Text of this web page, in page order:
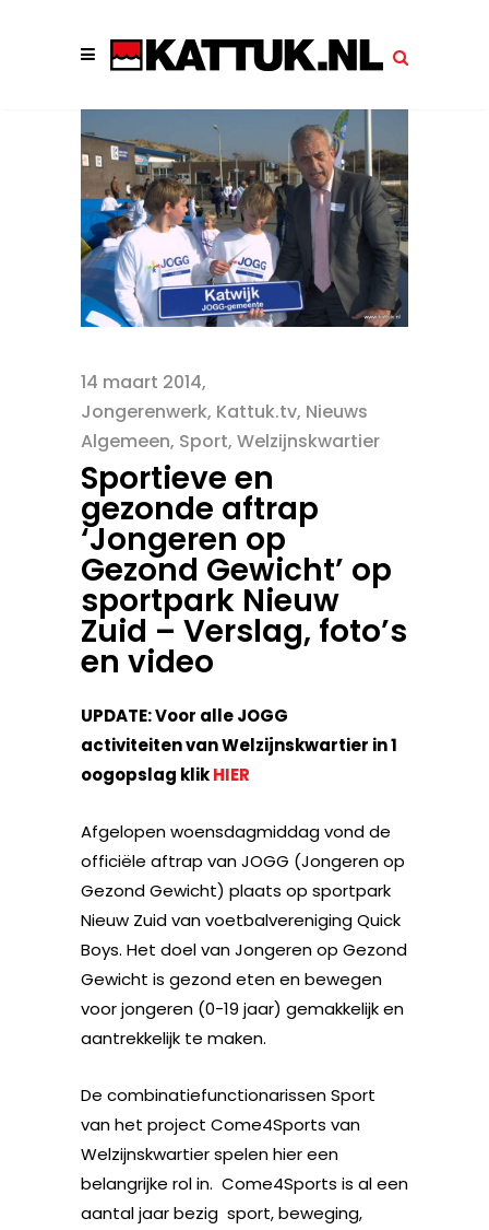
14 maart 2014
Jongerenwerk, Kattuk.tv, Nieuws
Algemeen, Sport, Welzijnskwartier
Sportieve en
gezonde aftrap
‘Jongeren op
Gezond Gewicht’ op
sportpark Nieuw
Zuid – Verslag, foto’s
en video
UPDATE: Voor alle JOGG
activiteiten van Welzijnskwartier in 1
oogopslag klikHIER
Afgelopen woensdagmiddag vond de
officiële aftrap van JOGG (Jongeren op
Gezond Gewicht) plaats op sportpark
Nieuw Zuid van voetbalvereniging Quick
Boys. Het doel van Jongeren op Gezond
Gewicht is gezond eten en bewegen
voor jongeren (0-19 jaar) gemakkelijk en
aantrekkelijk te maken.
De combinatiefunctionarissen Sport
van het project Come4Sports van
Welzijnskwartier spelen hier een
belangrijke rol in. Come4Sports is al een
aantal jaar bezig sport, beweging,